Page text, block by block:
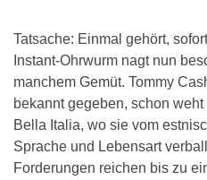
Tatsache: Einmal gehört,
Instant-Ohrwurm nagt nun
manchem Gemüt. Tommy
bekannt gegeben, schon
Bella Italia, wo sie vom
Sprache und Lebensart
Forderungen reichen bis zu